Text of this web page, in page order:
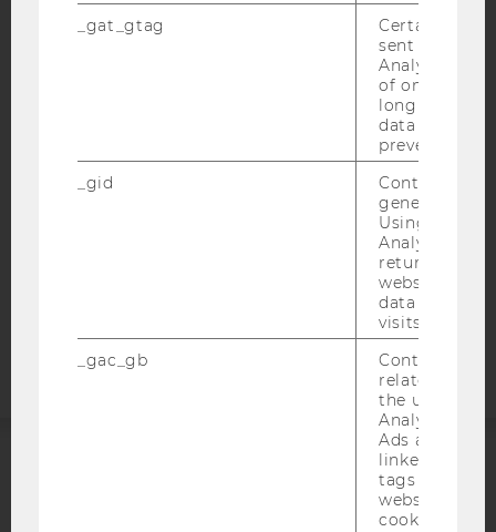
BARRIEREFREIHEITSERKLÄRUNG WEBSEITE
DATENSCHUTZERKLÄRUNG SOCIAL MEDIA
STUDIENBEWERBER*INNEN UND STUDIERENDE
Barrierefreiheitserklärung
_gat_gtag
Certain data
sent to
Analytics a
of once per
long as it is
data
prevented.
_gid
Contains a
generated
Using this
Analytics can
returning
website and
data from
visits.
_gac_gb
Contains
related
the user. If
Analytics and
Ads accounts
linked, the
tags on the
website read
cookie.